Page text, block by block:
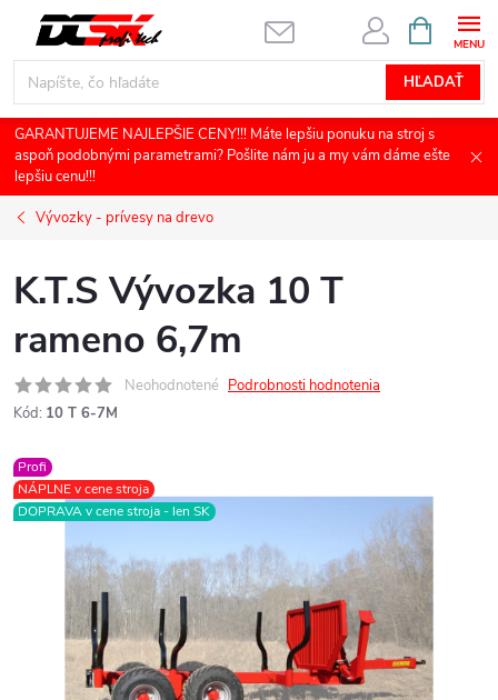
obsah
HĽADAŤ
KOŠÍK
GARANTUJEME NAJLEPŠIE CENY!!! Máte lepšiu ponuku na stroj s
aspoň podobnými parametrami? Pošlite nám ju a my vám dáme ešte
lepšiu cenu!!!
Vývozky - prívesy na drevo
K.T.S Vývozka 10 T
rameno 6,7m
Neohodnotené Podrobnosti hodnotenia
Kód: 10 T 6-7M
Profi
NÁPLNE v cene stroja
DOPRAVA v cene stroja - len SK